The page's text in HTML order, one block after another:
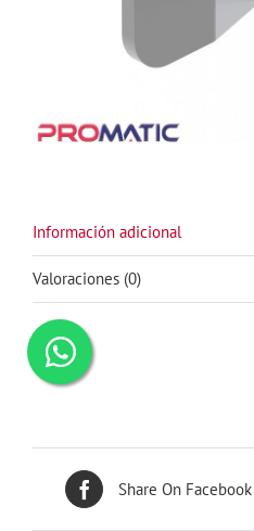
Información adicional
Valoraciones (0)
Share On Facebook